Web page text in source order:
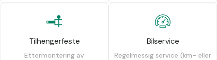
Tilhengerfeste
Ettermontering av
Bilservice
Regelmessig service (km- eller